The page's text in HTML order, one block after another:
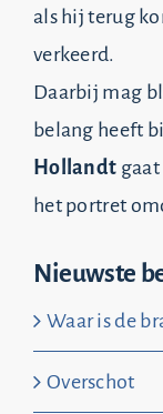
als hij terug
verkeerd.
Daarbij mag
belang heeft
Hollandt
het portret
Nieuwste
Waar is de
Overschot